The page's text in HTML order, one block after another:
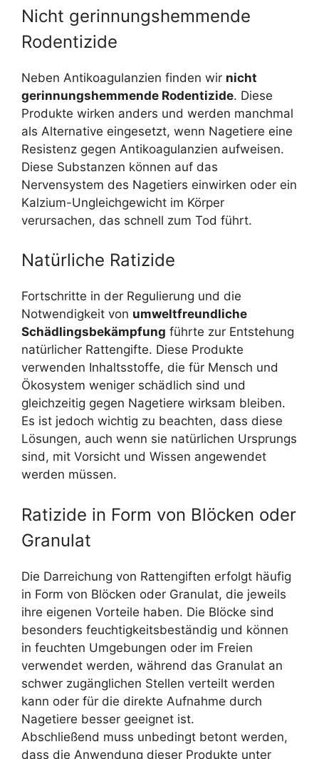
Nicht gerinnungshemmende
Rodentizide
Neben Antikoagulanzien finden wir nicht
gerinnungshemmende Rodentizide. Diese
Produkte wirken anders und werden manchmal
als Alternative eingesetzt, wenn Nagetiere eine
Resistenz gegen Antikoagulanzien aufweisen.
Diese Substanzen können auf das
Nervensystem des Nagetiers einwirken oder ein
Kalzium-Ungleichgewicht im Körper
verursachen, das schnell zum Tod führt.
Natürliche Ratizide
Fortschritte in der Regulierung und die
Notwendigkeit von umweltfreundliche
Schädlingsbekämpfung führte zur Entstehung
natürlicher Rattengifte. Diese Produkte
verwenden Inhaltsstoffe, die für Mensch und
Ökosystem weniger schädlich sind und
gleichzeitig gegen Nagetiere wirksam bleiben.
Es ist jedoch wichtig zu beachten, dass diese
Lösungen, auch wenn sie natürlichen Ursprungs
sind, mit Vorsicht und Wissen angewendet
werden müssen.
Ratizide in Form von Blöcken oder
Granulat
Die Darreichung von Rattengiften erfolgt häufig
in Form von Blöcken oder Granulat, die jeweils
ihre eigenen Vorteile haben. Die Blöcke sind
besonders feuchtigkeitsbeständig und können
in feuchten Umgebungen oder im Freien
verwendet werden, während das Granulat an
schwer zugänglichen Stellen verteilt werden
kann oder für die direkte Aufnahme durch
Nagetiere besser geeignet ist.
Abschließend muss unbedingt betont werden,
dass die Anwendung dieser Produkte unter